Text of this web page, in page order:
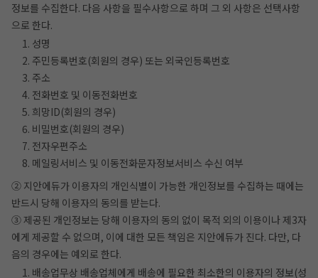
정보를 수집한다. 다음 사항을 필수사항으로 하며 그 외 사항은 선택사항
으로 한다.
1. 성명
2. 주민등록번호(회원의 경우) 또는 외국인등록번호
3. 주소
4. 전화번호 및 이동전화번호
5. 희망ID(회원의 경우)
6. 비밀번호(회원의 경우)
7. 전자우편주소
8. 메일링서비스 및 이동전화문자정보서비스 수신 여부
② 지안에듀가 이용자의 개인식별이 가능한 개인정보를 수집하는 때에는
반드시 당해 이용자의 동의를 받는다.
③ 제공된 개인정보는 당해 이용자의 동의 없이 목적 외의 이용이나 제3자
에게 제공할 수 없으며, 이에 대한 모든 책임은 지안에듀가 진다. 다만, 다
음의 경우에는 예외로 한다.
1. 배송업무상 배송업체에게 배송에 필요한 최소한의 이용자의 정보(성